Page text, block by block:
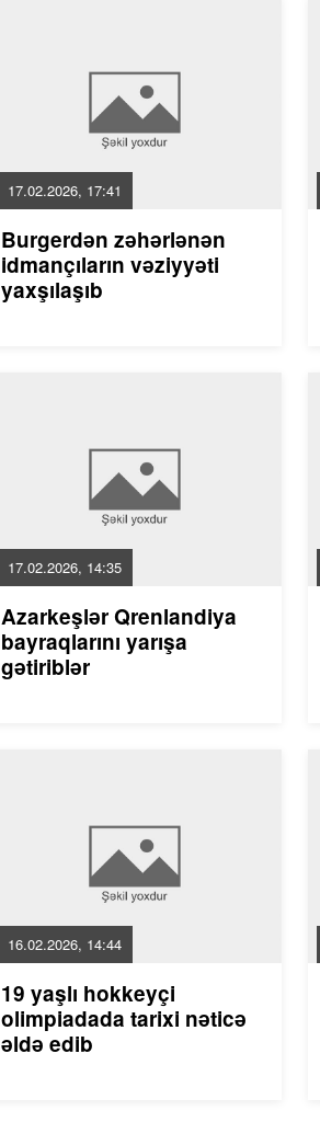
17.02.2026, 17:41
Burgerdən zəhərlənən
idmançıların vəziyyəti
yaxşılaşıb
17.02.2026, 14:35
Azarkeşlər Qrenlandiya
bayraqlarını yarışa
gətiriblər
16.02.2026, 14:44
19 yaşlı hokkeyçi
olimpiadada tarixi nəticə
əldə edib